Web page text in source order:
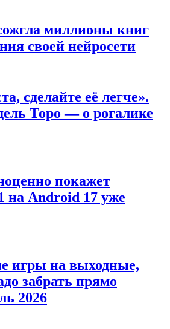
миллионы книг
своей нейросети
сделайте её легче».
Торо — о рогалике
покажет
на Android 17 уже
игры на выходные,
забрать прямо
2026